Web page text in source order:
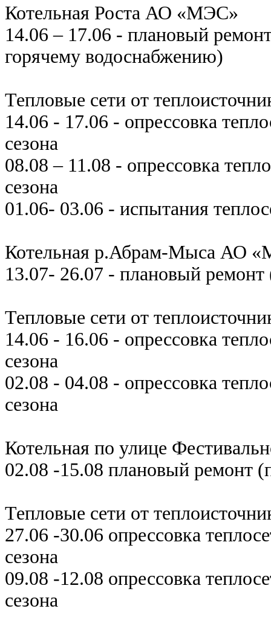
Котельная Роста АО «МЭС»
14.06 – 17.06 - плановый
горячему водоснабжению)
Тепловые сети от
14.06 - 17.06 - опрессовка
сезона
08.08 – 11.08 - опрессовка
сезона
01.06- 03.06 - испытания
Котельная р.Абрам-Мыса АО
13.07- 26.07 - плановый ремонт
Тепловые сети от
14.06 - 16.06 - опрессовка
сезона
02.08 - 04.08 - опрессовка
сезона
Котельная по улице
02.08 -15.08 плановый ремонт
Тепловые сети от
27.06 -30.06 опрессовка
сезона
09.08 -12.08 опрессовка
сезона